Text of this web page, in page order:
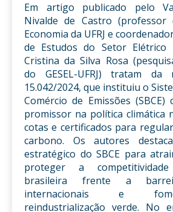
Em artigo publicado pelo
Nivalde de Castro
Economia da UFRJ e
de Estudos do Setor Elétrico
Cristina da Silva Rosa
do GESEL-UFRJ) tratam
15.042/2024, que instituiu o
Comércio de Emissões
promissor na política climática
cotas e certificados para
carbono. Os autores
estratégico do SBCE para
proteger a
brasileira frente a
internacionais e
reindustrialização verde. No